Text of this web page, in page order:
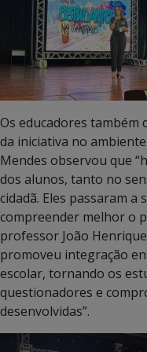
Os educadores também
da iniciativa no
Mendes observou que
dos alunos, tanto no
cidadã. Eles passaram a
compreender melhor o
professor João
promoveu integração
escolar, tornando os
questionadores e
desenvolvidas”.